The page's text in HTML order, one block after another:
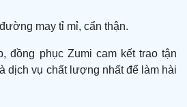
may tỉ mỉ, cẩn thận.
đồng phục Zumi cam kết trao tận
dịch vụ chất lượng nhất để làm hài